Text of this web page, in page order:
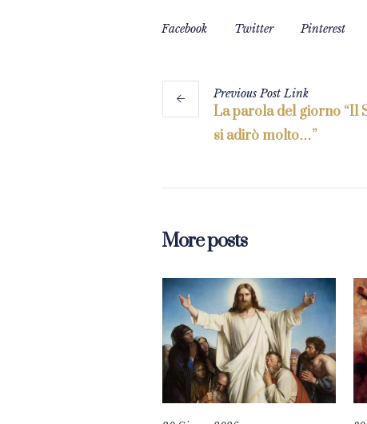
Facebook Twitter Pinterest
PreviousPostLink
La parola del giorno “Il
si adirò molto…”
More posts